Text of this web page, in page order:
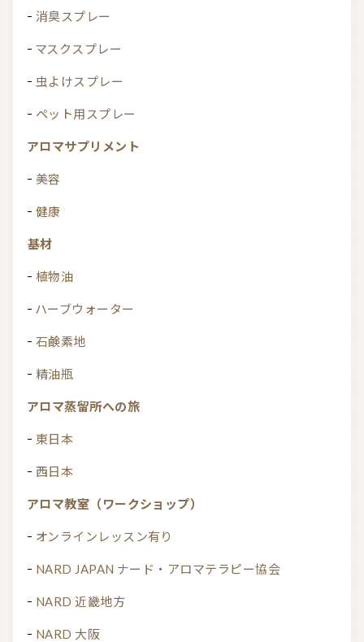
消臭スプレー
マスクスプレー
虫よけスプレー
ペット用スプレー
アロマサプリメント
美容
健康
基材
植物油
ハーブウォーター
石鹸素地
精油瓶
アロマ蒸留所への旅
東日本
西日本
アロマ教室（ワークショップ）
オンラインレッスン有り
NARD JAPAN ナード・アロマテラピー協会
NARD 近畿地方
NARD 大阪